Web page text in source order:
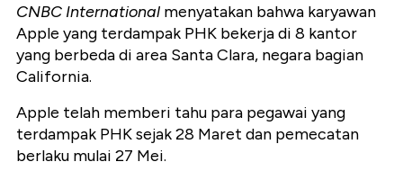
CNBC International menyatakan bahwa karyawan
Apple yang terdampak PHK bekerja di 8 kantor
yang berbeda di area Santa Clara, negara bagian
California.
Apple telah memberi tahu para pegawai yang
terdampak PHK sejak 28 Maret dan pemecatan
berlaku mulai 27 Mei.